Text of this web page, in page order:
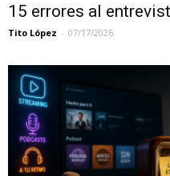
15 errores al
Tito López - 07/17/2026